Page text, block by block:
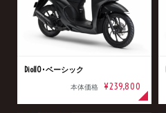
Dio110･ベーシック
本体価格 ¥239,800